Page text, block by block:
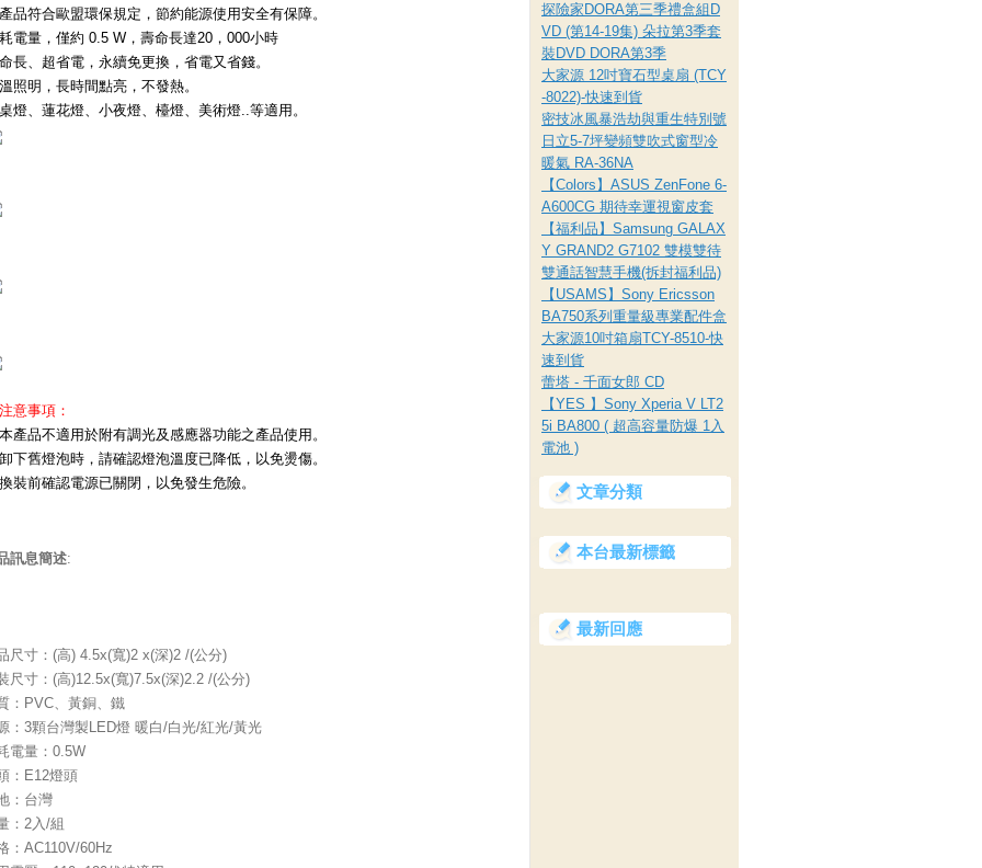
品符合歐盟環保規定，節約能源使用安全有保障。
電量，僅約 0.5 W，壽命長達20，000小時
長、超省電，永續免更換，省電又省錢。
照明，長時間點亮，不發熱。
燈、蓮花燈、小夜燈、檯燈、美術燈..等適用。
意事項：
產品不適用於附有調光及感應器功能之產品使用。
下舊燈泡時，請確認燈泡溫度已降低，以免燙傷。
裝前確認電源已關閉，以免發生危險。
訊息簡述:
尺寸：(高) 4.5x(寬)2 x(深)2 /(公分)
尺寸：(高)12.5x(寬)7.5x(深)2.2 /(公分)
：PVC、黃銅、鐵
：3顆台灣製LED燈 暖白/白光/紅光/黃光
電量：0.5W
：E12燈頭
：台灣
：2入/組
：AC110V/60Hz
探險家DORA第三季禮盒組D
VD (第14-19集) 朵拉第3季套
裝DVD DORA第3季
大家源 12吋寶石型桌扇 (TCY
-8022)-快速到貨
密技冰風暴浩劫與重生特別號
日立5-7坪變頻雙吹式窗型冷
暖氣 RA-36NA
【Colors】ASUS ZenFone 6-
A600CG 期待幸運視窗皮套
【福利品】Samsung GALAX
Y GRAND2 G7102 雙模雙待
雙通話智慧手機(拆封福利品)
【USAMS】Sony Ericsson
BA750系列重量級專業配件盒
大家源10吋箱扇TCY-8510-快
速到貨
蕾塔 - 千面女郎 CD
【YES 】Sony Xperia V LT2
5i BA800 ( 超高容量防爆 1入
電池 )
文章分類
本台最新標籤
最新回應